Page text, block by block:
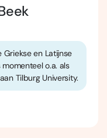
Griekse en Latijnse
o.a. als
Tilburg University.